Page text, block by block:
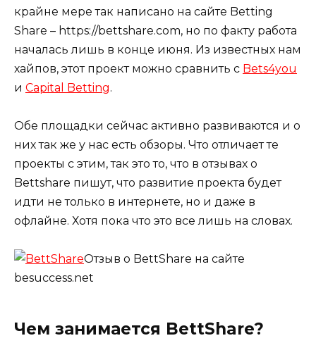
крайне мере так написано на сайте Betting
Share – https://bettshare.com, но по факту работа
началась лишь в конце июня. Из известных нам
хайпов, этот проект можно сравнить с Bets4you
и Capital Betting.
Обе площадки сейчас активно развиваются и о
них так же у нас есть обзоры. Что отличает те
проекты с этим, так это то, что в отзывах о
Bettshare пишут, что развитие проекта будет
идти не только в интернете, но и даже в
офлайне. Хотя пока что это все лишь на словах.
Отзыв о BettShare на сайте
besuccess.net
Чем занимается BettShare?